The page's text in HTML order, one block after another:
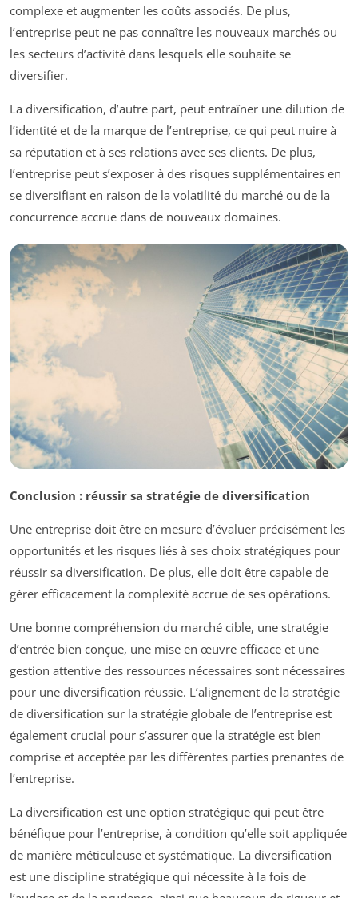
complexe et augmenter les coûts associés. De plus,
l’entreprise peut ne pas connaître les nouveaux marchés ou
les secteurs d’activité dans lesquels elle souhaite se
diversifier.
La diversification, d’autre part, peut entraîner une dilution de
l’identité et de la marque de l’entreprise, ce qui peut nuire à
sa réputation et à ses relations avec ses clients. De plus,
l’entreprise peut s’exposer à des risques supplémentaires en
se diversifiant en raison de la volatilité du marché ou de la
concurrence accrue dans de nouveaux domaines.
Conclusion : réussir sa stratégie de diversification
Une entreprise doit être en mesure d’évaluer précisément les
opportunités et les risques liés à ses choix stratégiques pour
réussir sa diversification. De plus, elle doit être capable de
gérer efficacement la complexité accrue de ses opérations.
Une bonne compréhension du marché cible, une stratégie
d’entrée bien conçue, une mise en œuvre efficace et une
gestion attentive des ressources nécessaires sont nécessaires
pour une diversification réussie. L’alignement de la stratégie
de diversification sur la stratégie globale de l’entreprise est
également crucial pour s’assurer que la stratégie est bien
comprise et acceptée par les différentes parties prenantes de
l’entreprise.
La diversification est une option stratégique qui peut être
bénéfique pour l’entreprise, à condition qu’elle soit appliquée
de manière méticuleuse et systématique. La diversification
est une discipline stratégique qui nécessite à la fois de